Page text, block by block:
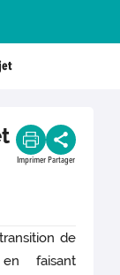
Imprimer Partager
de
en faisant